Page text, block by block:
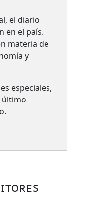
el diario
en el país.​
materia de
y
especiales,
último